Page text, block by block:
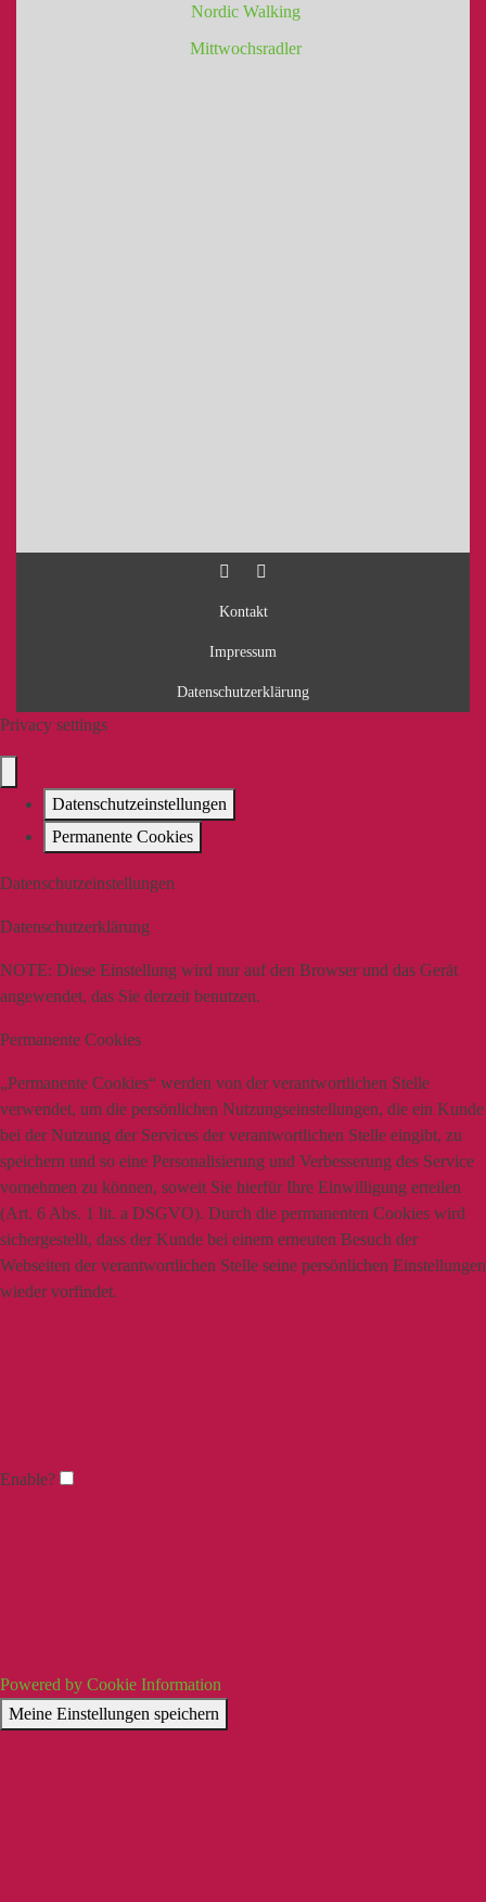
Nordic Walking
Mittwochsradler
Kontakt
Impressum
Datenschutzerklärung
Privacy settings
Datenschutzeinstellungen
Permanente Cookies
Datenschutzeinstellungen
Datenschutzerklärung
NOTE: Diese Einstellung wird nur auf den Browser und das Gerät
angewendet, das Sie derzeit benutzen.
Permanente Cookies
„Permanente Cookies“ werden von der verantwortlichen Stelle
verwendet, um die persönlichen Nutzungseinstellungen, die ein Kunde
bei der Nutzung der Services der verantwortlichen Stelle eingibt, zu
speichern und so eine Personalisierung und Verbesserung des Service
vornehmen zu können, soweit Sie hierfür Ihre Einwilligung erteilen
(Art. 6 Abs. 1 lit. a DSGVO). Durch die permanenten Cookies wird
sichergestellt, dass der Kunde bei einem erneuten Besuch der
Webseiten der verantwortlichen Stelle seine persönlichen Einstellungen
wieder vorfindet.
Enable?
Powered by Cookie Information
Meine Einstellungen speichern